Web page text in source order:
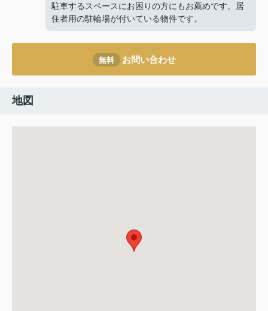
駐車するスペースにお困りの方にもお薦めです。居
住者用の駐輪場が付いている物件です。
無料 お問い合わせ
地図